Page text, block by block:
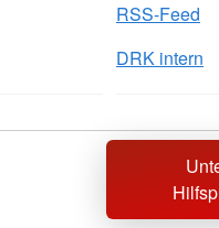
RSS-Feed
DRK intern